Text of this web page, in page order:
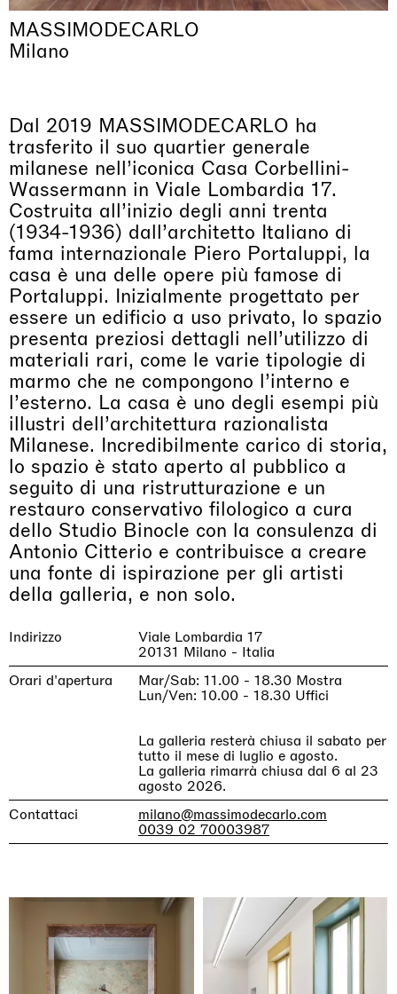
MASSIMODECARLO
Milano
Dal 2019 MASSIMODECARLO ha
trasferito il suo quartier generale
milanese nell’iconica Casa Corbellini-
Wassermann in Viale Lombardia 17.
Costruita all’inizio degli anni trenta
(1934-1936) dall’architetto Italiano di
fama internazionale Piero Portaluppi, la
casa è una delle opere più famose di
Portaluppi. Inizialmente progettato per
essere un edificio a uso privato, lo spazio
presenta preziosi dettagli nell’utilizzo di
materiali rari, come le varie tipologie di
marmo che ne compongono l’interno e
l’esterno. La casa è uno degli esempi più
illustri dell’architettura razionalista
Milanese. Incredibilmente carico di storia,
lo spazio è stato aperto al pubblico a
seguito di una ristrutturazione e un
restauro conservativo filologico a cura
dello Studio Binocle con la consulenza di
Antonio Citterio e contribuisce a creare
una fonte di ispirazione per gli artisti
della galleria, e non solo.
Indirizzo
Viale Lombardia 17
20131 Milano - Italia
Orari d'apertura
Mar/Sab: 11.00 - 18.30 Mostra
Lun/Ven: 10.00 - 18.30 Uffici
La galleria resterà chiusa il sabato per
tutto il mese di luglio e agosto.
La galleria rimarrà chiusa dal 6 al 23
agosto 2026.
Contattaci
milano@massimodecarlo.com
0039 02 70003987